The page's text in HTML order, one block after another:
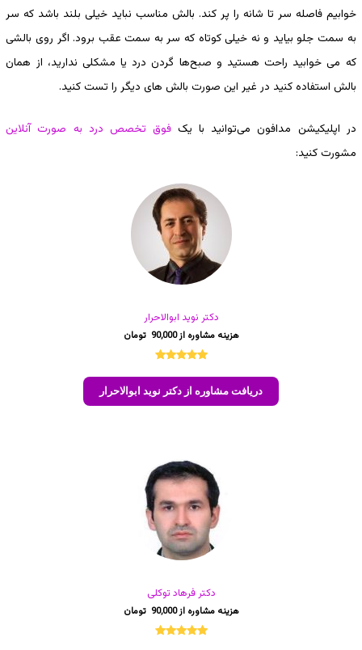
خوابیم فاصله سر تا شانه را پر کند. بالش مناسب نباید خیلی بلند باشد که سر
به سمت جلو بیاید و نه خیلی کوتاه که سر به سمت عقب برود. اگر روی بالشی
که می خوابید راحت هستید و صبح‌ها گردن درد یا مشکلی ندارید، از همان
بالش استفاده کنید در غیر این صورت بالش های دیگر را تست کنید.
در اپلیکیشن مدافون می‌توانید با یکفوق تخصص درد به صورت آنلاین
مشورت کنید:
دکتر نوید ابوالاحرار
90,000
5.00
در
دریافت مشاوره از دکتر نوید ابوالاحرار
دکتر فرهاد توکلی
90,000